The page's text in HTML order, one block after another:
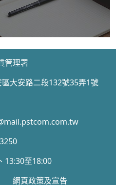
管理署
大安路二段132號35弄1號
13:30至18:00
網頁政策及宣告